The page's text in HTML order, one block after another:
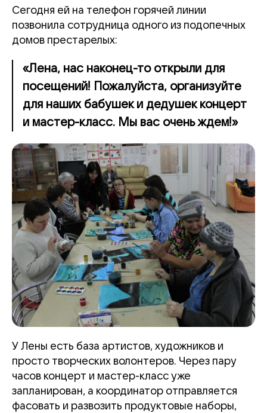
Сегодня ей на телефон горячей линии
позвонила сотрудница одного из подопечных
домов престарелых:
«Лена, нас наконец-то открыли для
посещений! Пожалуйста, организуйте
для наших бабушек и дедушек концерт
и мастер-класс. Мы вас очень ждем!»
У Лены есть база артистов, художников и
просто творческих волонтеров. Через пару
часов концерт и мастер-класс уже
запланирован, а координатор отправляется
фасовать и развозить продуктовые наборы,